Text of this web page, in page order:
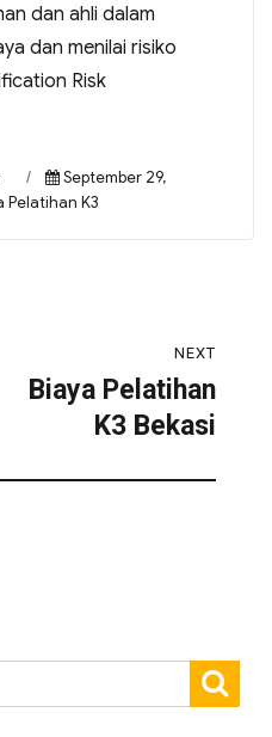
dan ahli dalam
dan menilai risiko
Risk
September 29,
Pelatihan K3
NEXT
Biaya Pelatihan
K3 Bekasi